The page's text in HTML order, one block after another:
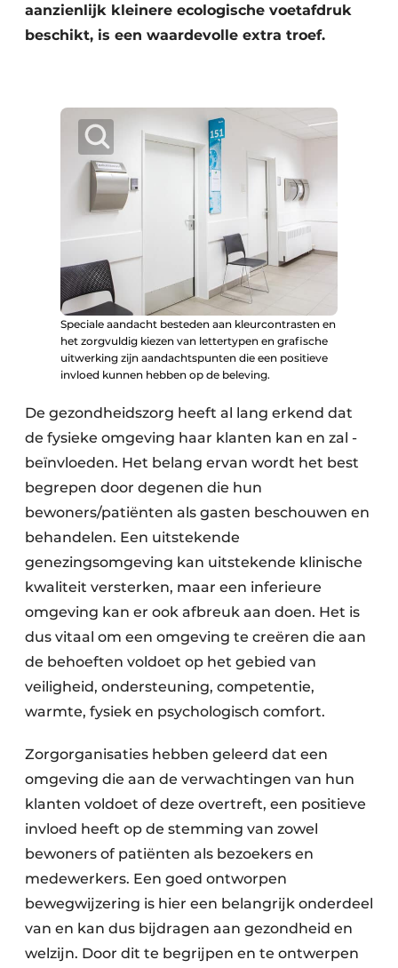
aanzienlijk kleinere ecologische voetafdruk
beschikt, is een waardevolle extra troef.
Speciale aandacht besteden aan kleurcontrasten en
het zorgvuldig kiezen van lettertypen en grafische
uitwerking zijn aandachtspunten die een positieve
invloed kunnen hebben op de beleving.
De gezondheidszorg heeft al lang erkend dat
de fysieke omgeving haar klanten kan en zal ­
beïnvloeden. Het belang ervan wordt het best
begrepen door degenen die hun
bewoners/patiënten als gasten beschouwen en
behandelen. Een uitstekende
genezingsomgeving kan uitstekende klinische
kwaliteit versterken, maar een inferieure
omgeving kan er ook afbreuk aan doen. Het is
dus vitaal om een omgeving te creëren die aan
de behoeften voldoet op het gebied van
veiligheid, ondersteuning, competentie,
warmte, fysiek en psychologisch comfort.
Zorgorganisaties hebben geleerd dat een
omgeving die aan de verwachtingen van hun
klanten voldoet of deze overtreft, een positieve
invloed heeft op de stemming van zowel
bewoners of patiënten als bezoekers en
medewerkers. Een goed ontworpen
bewegwijzering is hier een belangrijk onderdeel
van en kan dus bijdragen aan gezondheid en
welzijn. Door dit te begrijpen en te ontwerpen